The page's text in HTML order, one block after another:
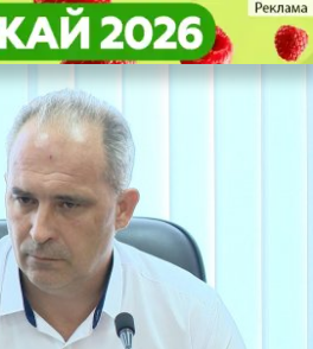
Якунин Павел
Якунин Павел